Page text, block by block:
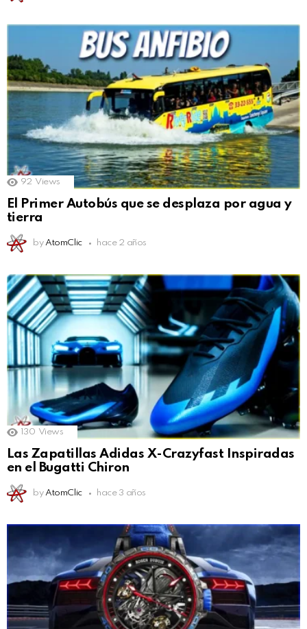
92 Views
El Primer Autobús que se desplaza por agua y
tierra
by AtomClic hace 2 años
130 Views
Las Zapatillas Adidas X-Crazyfast Inspiradas
en el Bugatti Chiron
by AtomClic hace 3 años